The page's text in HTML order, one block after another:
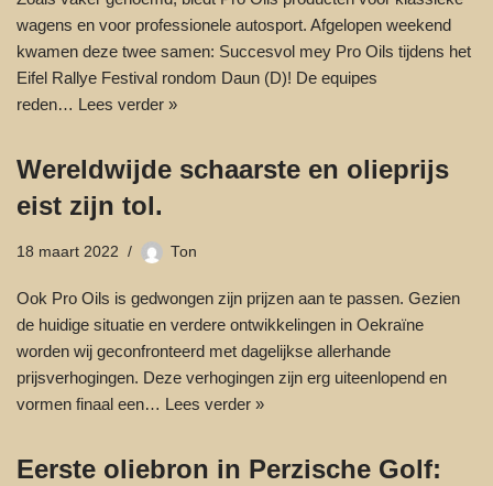
wagens en voor professionele autosport. Afgelopen weekend
kwamen deze twee samen: Succesvol mey Pro Oils tijdens het
Eifel Rallye Festival rondom Daun (D)! De equipes
reden… Lees verder »
Wereldwijde schaarste en olieprijs
eist zijn tol.
18 maart 2022 Ton
Ook Pro Oils is gedwongen zijn prijzen aan te passen. Gezien
de huidige situatie en verdere ontwikkelingen in Oekraïne
worden wij geconfronteerd met dagelijkse allerhande
prijsverhogingen. Deze verhogingen zijn erg uiteenlopend en
vormen finaal een… Lees verder »
Eerste oliebron in Perzische Golf: